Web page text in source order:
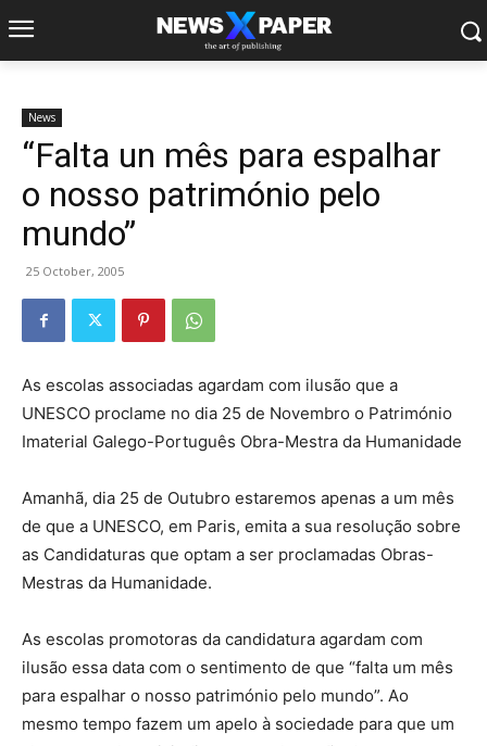
News
“Falta un mês para espalhar
o nosso património pelo
mundo”
25 October, 2005
As escolas associadas agardam com ilusão que a
UNESCO proclame no dia 25 de Novembro o Património
Imaterial Galego-Português Obra-Mestra da Humanidade
Amanhã, dia 25 de Outubro estaremos apenas a um mês
de que a UNESCO, em Paris, emita a sua resolução sobre
as Candidaturas que optam a ser proclamadas Obras-
Mestras da Humanidade.
As escolas promotoras da candidatura agardam com
ilusão essa data com o sentimento de que “falta um mês
para espalhar o nosso património pelo mundo”. Ao
mesmo tempo fazem um apelo à sociedade para que um